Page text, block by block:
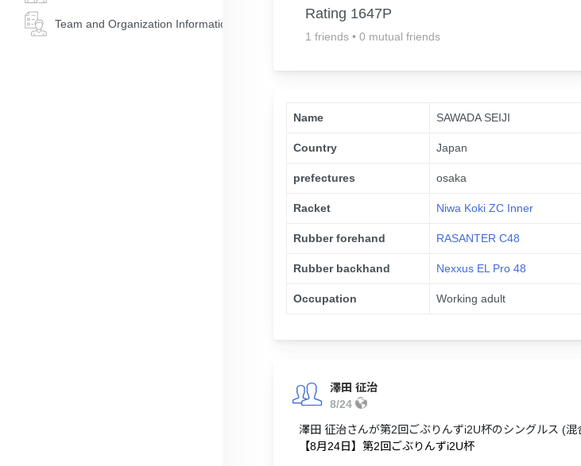
Team and Organization Information
Rating 1647P
1 friends • 0 mutual friends
Name SAWADA SEIJI
Country Japan
prefectures osaka
Racket Niwa Koki ZC Inner
Rubber forehand RASANTER C48
Rubber backhand Nexxus EL Pro 48
Occupation Working adult
澤田 征治
8/24
澤田 征治さんが第2回ごぶりんずi2U杯のシングルス (混
【8月24日】第2回ごぶりんずi2U杯